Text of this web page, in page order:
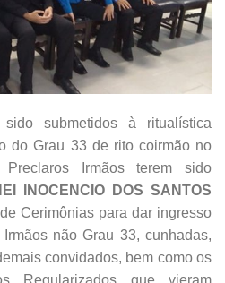
submetidos à ritualística
do Grau 33 de rito coirmão no
Irmãos terem sido
INOCENCIO DOS SANTOS
de Cerimônias para dar ingresso
não Grau 33, cunhadas,
convidados, bem como os